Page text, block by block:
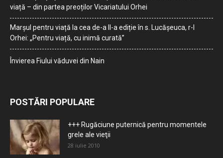
viață – din partea preoților Vicariatului Orhei
Marșul pentru viață la cea de-a II-a ediție în s. Lucășeuca, r-l
Orhei: „Pentru viață, cu inimă curată”
Învierea Fiului văduvei din Nain
POSTĂRI POPULARE
+++ Rugăciune puternică pentru momentele
grele ale vieţii
28 iulie 2010